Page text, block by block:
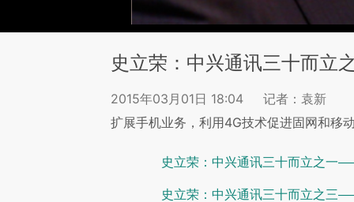
史立荣：中兴通讯三十而
2015年03月01日 18:04
记者：袁新
扩展手机业务，利用4G技术促进固网和移
史立荣：中兴通讯三十而立之一
史立荣：中兴通讯三十而立之三